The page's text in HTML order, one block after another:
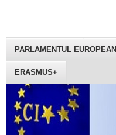
PARLAMENTUL EUROPEAN
ERASMUS+